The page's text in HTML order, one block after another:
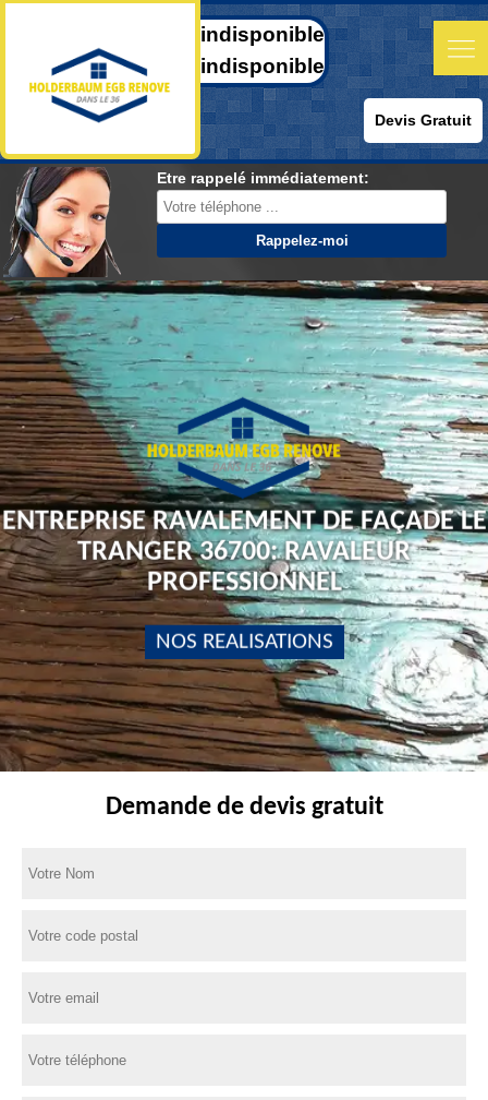
indisponible
indisponible
Devis Gratuit
Etre rappelé immédiatement:
ENTREPRISE RAVALEMENT DE FAÇADE LE
TRANGER 36700: RAVALEUR
PROFESSIONNEL
NOS REALISATIONS
Demande de devis gratuit